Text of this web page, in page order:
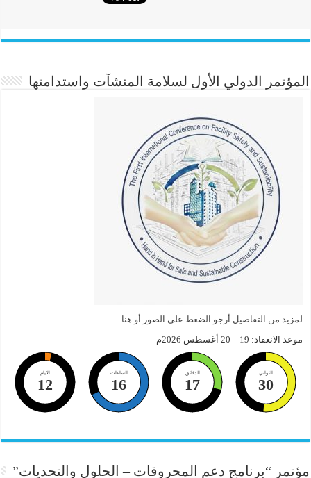
المؤتمر الدولي الأول لسلامة المنشآت واستدامتها
لمزيد من التفاصيل أرجو الضعط على الصور أو هنا
موعد الانعقاد: 19 – 20 أغسطس 2026م
الايام
12
الساعات
16
الدقائق
17
الثواني
30
مؤتمر “برنامج دعم المحروقات – الحلول والتحديات”